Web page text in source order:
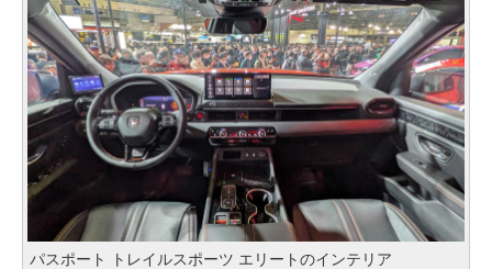
パスポート トレイルスポーツ エリートのインテリア